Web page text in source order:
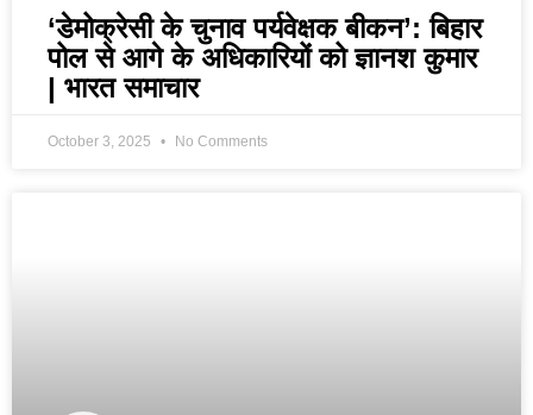
‘डेमोक्रेसी के चुनाव पर्यवेक्षक बीकन’: बिहार
पोल से आगे के अधिकारियों को ज्ञानश कुमार
| भारत समाचार
October 3, 2025 No Comments